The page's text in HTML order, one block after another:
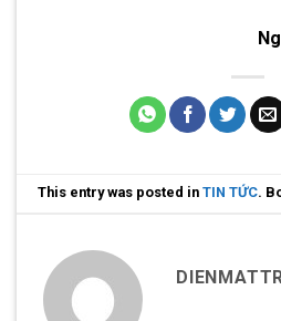
This entry was posted inTIN TỨC.